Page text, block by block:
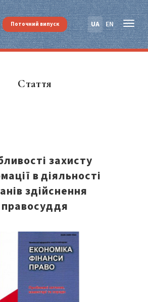
UA EN
Поточний випуск
Стаття
захисту
в діяльності
здійснення
правосуддя